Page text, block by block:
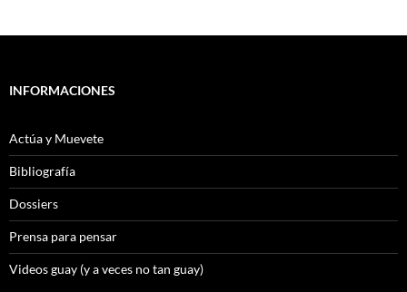
INFORMACIONES
Actúa y Muevete
Bibliografía
Dossiers
Prensa para pensar
Videos guay (y a veces no tan guay)